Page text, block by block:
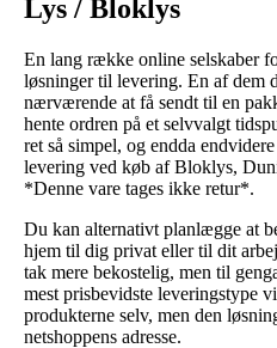
Lys / Bloklys
En lang række online selskaber
løsninger til levering. En af dem
nærværende at få sendt til en
hente ordren på et selvvalgt
ret så simpel, og endda
levering ved køb af Bloklys,
*Denne vare tages ikke retur*.
Du kan alternativt planlægge at
hjem til dig privat eller til dit
tak mere bekostelig, men til
mest prisbevidste leveringstype
produkterne selv, men den
netshoppens adresse.